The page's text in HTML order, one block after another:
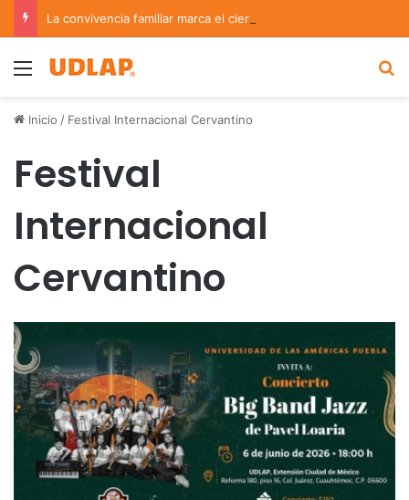
Menu
Inicio / Festival Internacional Cervantino
Festival
Internacional
Cervantino